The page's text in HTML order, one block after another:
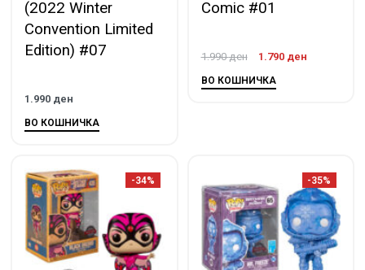
(2022 Winter
Convention Limited
Edition) #07
1.990 ден
ВО КОШНИЧКА
Comic #01
1.990ден 1.790 ден
ВО КОШНИЧКА
-34% -35%